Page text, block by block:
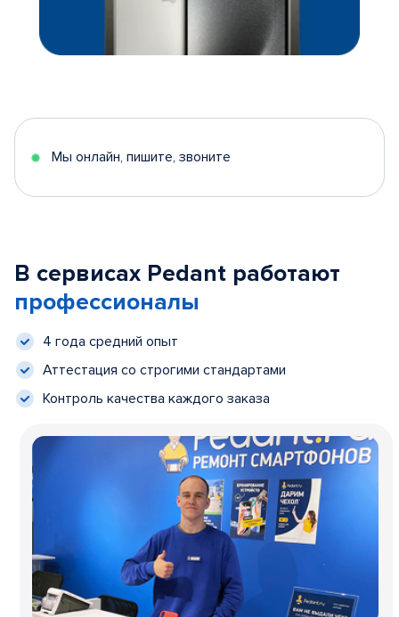
Мы онлайн, пишите, звоните
В сервисах Pedant работают
профессионалы
4 года средний опыт
Аттестация со строгими стандартами
Контроль качества каждого заказа